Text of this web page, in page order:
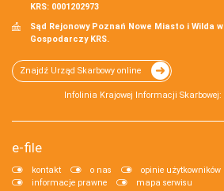
KRS: 0001202973
Sąd Rejonowy Poznań Nowe Miasto i Wilda
Gospodarczy KRS.
Znajdź Urząd Skarbowy online
Infolinia Krajowej Informacji Skarbowej:
e-file
kontakt o nas opinie użytkowników
informacje prawne
mapa serwisu